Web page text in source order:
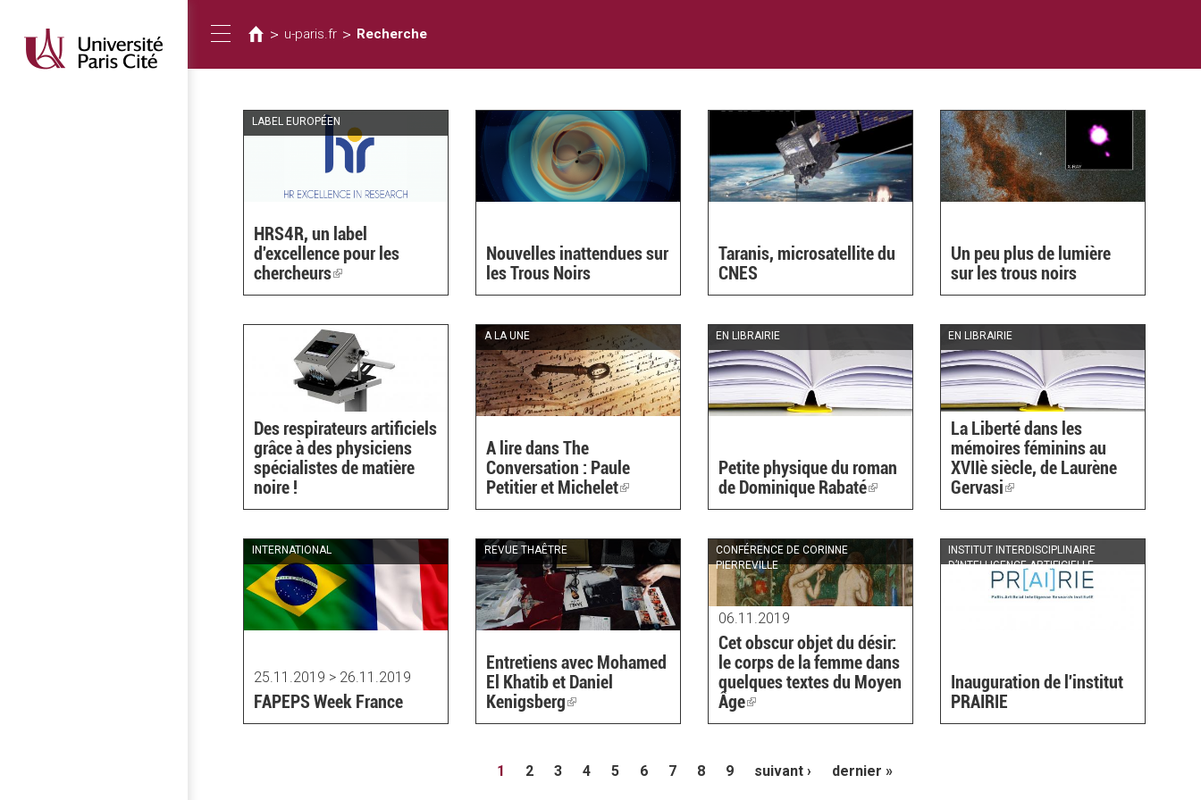
Toggle
navigation
在
這
> u-paris.fr > Recherche
LABEL EUROPÉEN
HRS4R, un label
d'excellence pour les
chercheurs(link
is
Nouvelles inattendues sur
les Trous Noirs
Taranis, microsatellite du
CNES
Un peu plus de lumière
sur les trous noirs
Des respirateurs artificiels
grâce à des physiciens
spécialistes de matière
noire !
A LA UNE
A lire dans The
Conversation : Paule
Petitier et Michelet(link
is
EN LIBRAIRIE
Petite physique du roman
de Dominique Rabaté(link
is
EN LIBRAIRIE
La Liberté dans les
mémoires féminins au
XVIIè siècle, de Laurène
Gervasi(link
is
INTERNATIONAL
25.11.2019 > 26.11.2019
FAPEPS Week France
REVUE THAÊTRE
Entretiens avec Mohamed
El Khatib et Daniel
Kenigsberg(link
is
CONFÉRENCE DE CORINNE
PIERREVILLE
06.11.2019
Cet obscur objet du désir:
le corps de la femme dans
quelques textes du Moyen
Âge(link
is
INSTITUT INTERDISCIPLINAIRE
D’INTELLIGENCE ARTIFICIELLE
Inauguration de l'institut
PRAIRIE
1 2 3 4 5 6 7 8 9 suivant › dernier »